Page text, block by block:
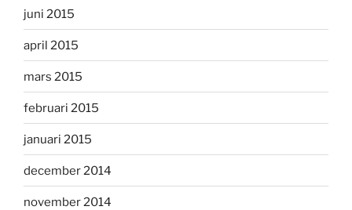
juni 2015
april 2015
mars 2015
februari 2015
januari 2015
december 2014
november 2014